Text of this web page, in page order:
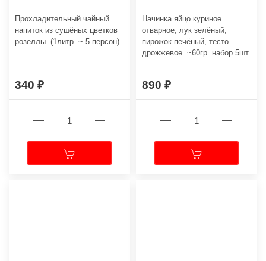
Прохладительный чайный
напиток из сушёных цветков
розеллы. (1литр. ~ 5 персон)
340
Начинка яйцо куриное
отварное, лук зелёный,
пирожок печёный, тесто
дрожжевое. ~60гр. набор 5шт.
890